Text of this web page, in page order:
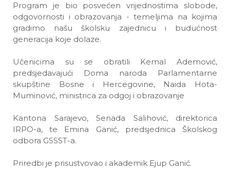
Program je bio posvećen vrijednostima slobode,
odgovornosti i obrazovanja - temeljima na kojima
gradimo našu školsku zajednicu i budućnost
generacija koje dolaze.
Učenicima su se obratili Kemal Ademović,
predsjedavajući Doma naroda Parlamentarne
skupštine Bosne i Hercegovine, Naida Hota-
Muminović, ministrica za odgoj i obrazovanje
Kantona Sarajevo, Senada Salihović, direktorica
IRPO-a, te Emina Ganić, predsjednica Školskog
odbora GSSST-a.
Priredbi je prisustvovao i akademik Ejup Ganić.